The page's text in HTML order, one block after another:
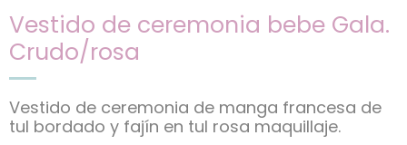
Vestido de ceremonia bebe Gala.
Crudo/rosa
Vestido de ceremonia de manga francesa de
tul bordado y fajín en tul rosa maquillaje.